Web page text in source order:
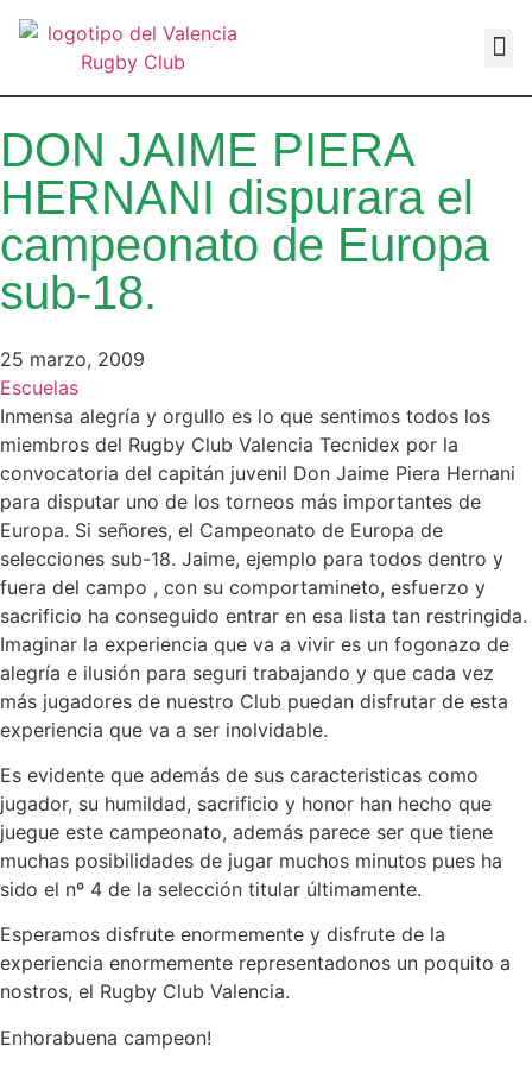
DON JAIME PIERA
HERNANI dispurara el
campeonato de Europa
sub-18.
25 marzo, 2009
Escuelas
Inmensa alegría y orgullo es lo que sentimos todos los
miembros del Rugby Club Valencia Tecnidex por la
convocatoria del capitán juvenil Don Jaime Piera Hernani
para disputar uno de los torneos más importantes de
Europa. Si señores, el Campeonato de Europa de
selecciones sub-18. Jaime, ejemplo para todos dentro y
fuera del campo , con su comportamineto, esfuerzo y
sacrificio ha conseguido entrar en esa lista tan restringida.
Imaginar la experiencia que va a vivir es un fogonazo de
alegría e ilusión para seguri trabajando y que cada vez
más jugadores de nuestro Club puedan disfrutar de esta
experiencia que va a ser inolvidable.
Es evidente que además de sus caracteristicas como
jugador, su humildad, sacrificio y honor han hecho que
juegue este campeonato, además parece ser que tiene
muchas posibilidades de jugar muchos minutos pues ha
sido el nº 4 de la selección titular últimamente.
Esperamos disfrute enormemente y disfrute de la
experiencia enormemente representadonos un poquito a
nostros, el Rugby Club Valencia.
Enhorabuena campeon!